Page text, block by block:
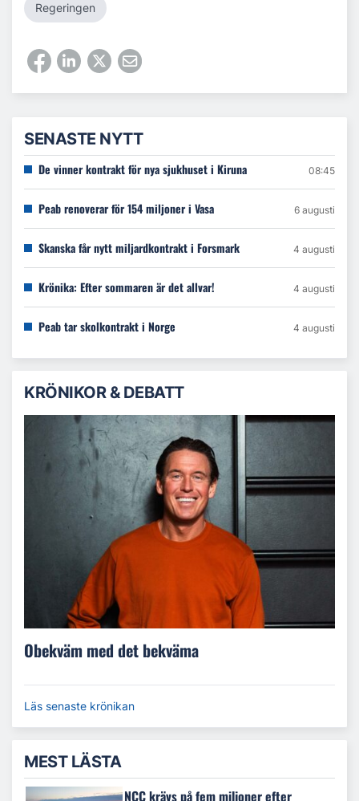
Regeringen
SENASTE NYTT
De vinner kontrakt för nya sjukhuset i Kiruna 08:45
Peab renoverar för 154 miljoner i Vasa 6 augusti
Skanska får nytt miljardkontrakt i Forsmark 4 augusti
Krönika: Efter sommaren är det allvar! 4 augusti
Peab tar skolkontrakt i Norge 4 augusti
KRÖNIKOR & DEBATT
Obekväm med det bekväma
Läs senaste krönikan
MEST LÄSTA
NCC krävs på fem miljoner efter